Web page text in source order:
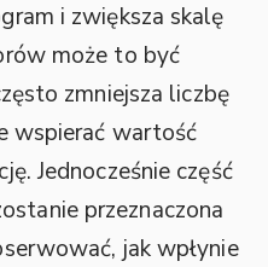
i zwiększa skalę
może to być
zmniejsza liczbę
wspierać wartość
Jednocześnie część
przeznaczona
jak wpłynie